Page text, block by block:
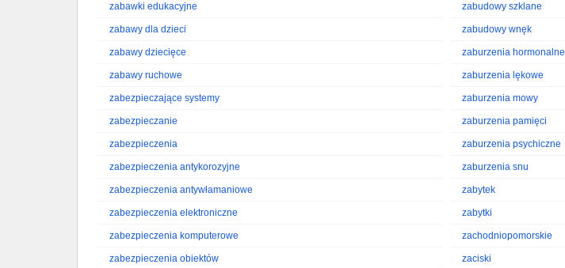
zabawki edukacyjne
zabawy dla dzieci
zabawy dziecięce
zabawy ruchowe
zabezpieczające systemy
zabezpieczanie
zabezpieczenia
zabezpieczenia antykorozyjne
zabezpieczenia antywłamaniowe
zabezpieczenia elektroniczne
zabezpieczenia komputerowe
zabezpieczenia obiektów
zabudowy szklane
zabudowy wnęk
zaburzenia hormonalne
zaburzenia lękowe
zaburzenia mowy
zaburzenia pamięci
zaburzenia psychiczne
zaburzenia snu
zabytek
zabytki
zachodniopomorskie
zaciski